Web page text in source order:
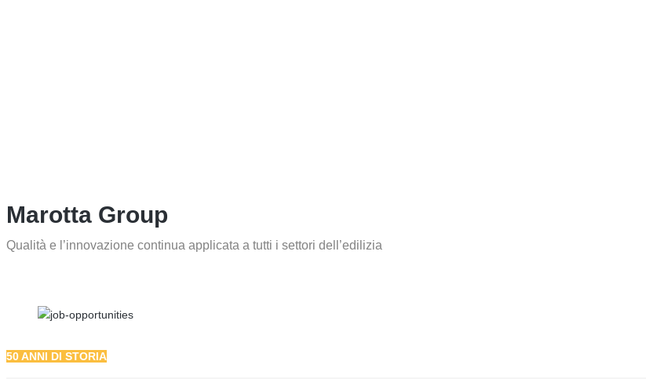
Marotta Group
Qualità e l’innovazione continua applicata a tutti i settori dell’edilizia
50 ANNI DI STORIA